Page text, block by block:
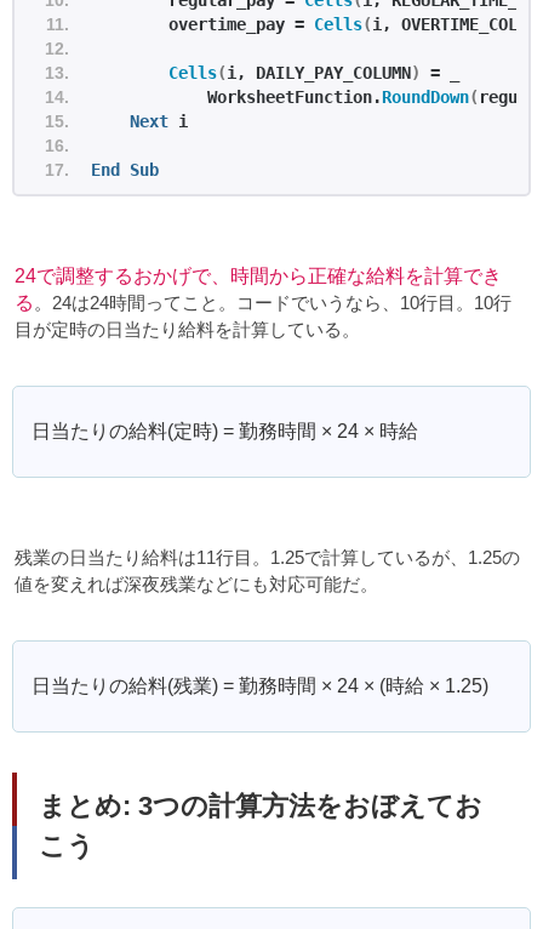
        overtime_pay =
Cells(i,
Cells(i, DAILY_PAY_COLUMN)
= _
            WorksheetFunction.
RoundDown(
Next i
End Sub
24で調整するおかげで、時間から正確な給料を計算でき
る 。24は24時間ってこと。コードでいうなら、10行目。10行
目が定時の日当たり給料を計算している。
日当たりの給料(定時) = 勤務時間 × 24 × 時給
残業の日当たり給料は11行目。1.25で計算しているが、1.25の
値を変えれば深夜残業などにも対応可能だ。
日当たりの給料(残業) = 勤務時間 × 24 × (時給 × 1.25)
まとめ: 3つの計算方法をおぼえてお
こう